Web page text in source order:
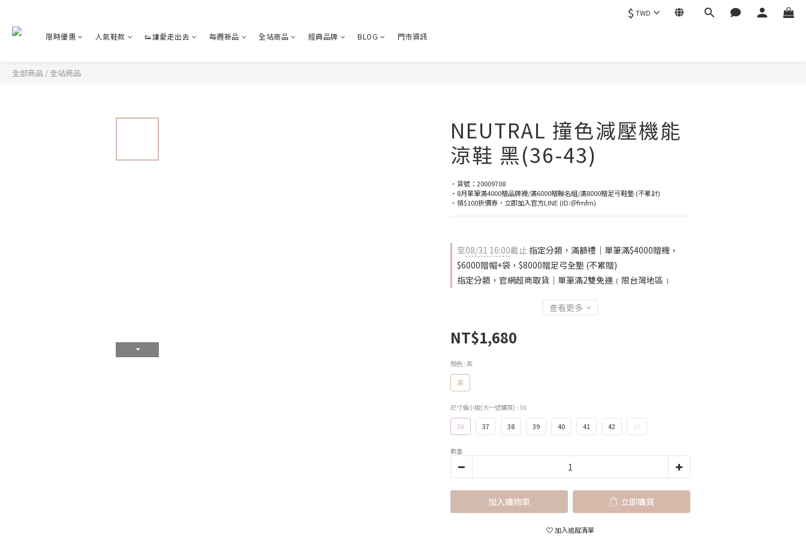
$ TWD
限時優惠 人氣鞋款 👟讓愛走出去 每週新品 全站商品 經典品牌 BLOG 門市資訊
全部商品 / 全站商品
NEUTRAL 撞色減壓機能
涼鞋 黑(36-43)
•貨號：20009708
•8月單筆滿4000贈品牌襪/滿6000贈聯名組/滿8000贈足弓鞋墊 (不累計)
•領$100折價券，立即加入官方LINE (ID:＠fmfm)
至08/31 16:00截止 指定分類，滿額禮｜單筆滿$4000贈襪，
$6000贈帽+袋，$8000贈足弓全墊 (不累贈)
指定分類，官網超商取貨｜單筆滿2雙免運﹝限台灣地區﹞
查看更多
NT$1,680
顏色 : 黑
黑
尺寸偏小版(大一號購買) : 36
36 37 38 39 40 41 42 43
數量
加入購物車 立即購買
加入追蹤清單